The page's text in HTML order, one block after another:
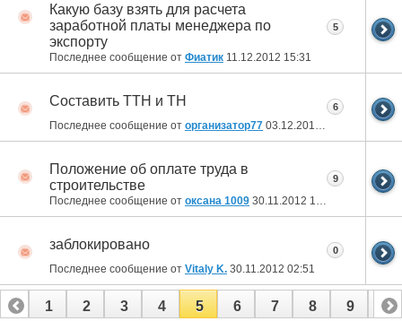
Какую базу взять для расчета
заработной платы менеджера по
экспорту
Последнее сообщение от Фиатик 11.12.2012 15:31
5
Составить ТТН и ТН
Последнее сообщение от организатор77 03.12.2012
6
Положение об оплате труда в
строительстве
Последнее сообщение от оксана 1009 30.11.2012 18:47
9
заблокировано
Последнее сообщение от Vitaly K. 30.11.2012 02:51
0
1 2 3 4 5 6 7 8 9 10